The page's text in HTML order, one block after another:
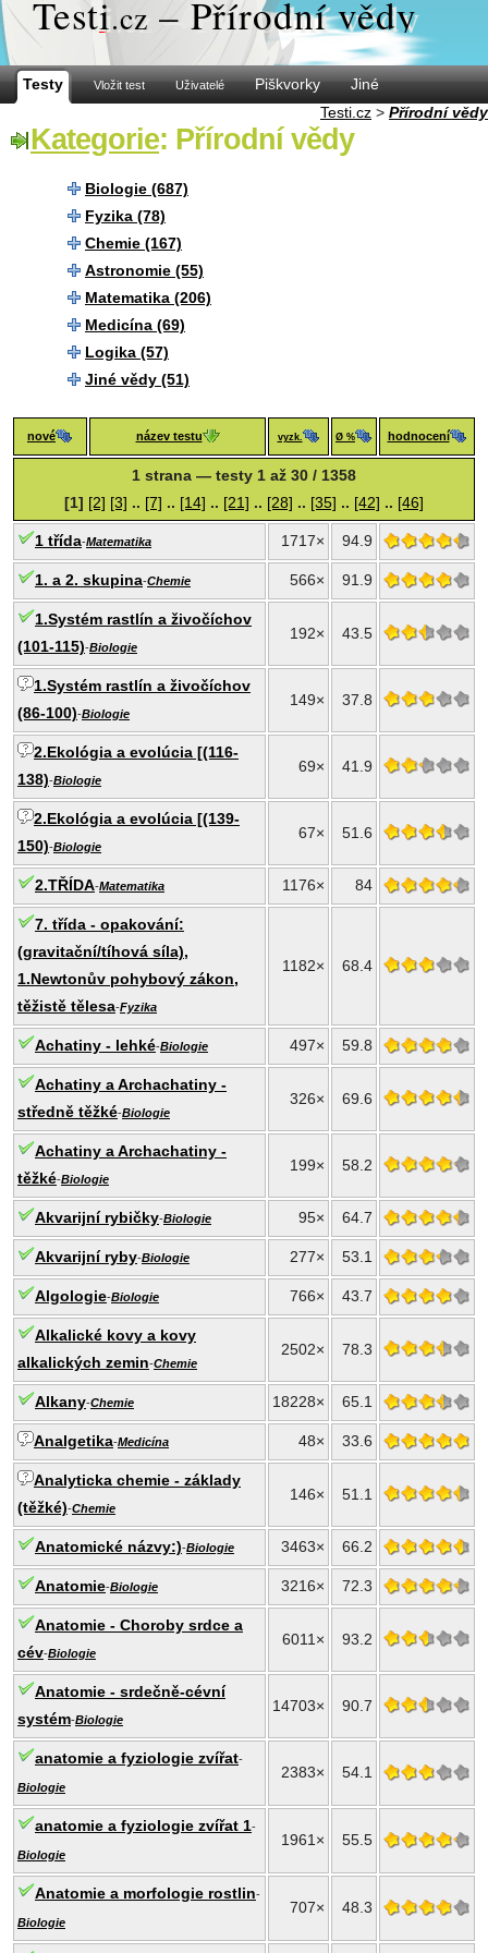
Testi.cz – Přírodní vědy
Testy Vložit test Uživatelé Piškvorky
Jiné
Testi.cz > Přírodní vědy
Kategorie: Přírodní vědy
Biologie (687)
Fyzika (78)
Chemie (167)
Astronomie (55)
Matematika (206)
Medicína (69)
Logika (57)
Jiné vědy (51)
nové název testu vyzk. Ø % hodnocení
1 strana — testy 1 až 30 / 1358
[1] [2] [3] .. [7] .. [14] .. [21] .. [28] .. [35] .. [42] .. [46]
1 třída-Matematika 1717× 94.9
1. a 2. skupina-Chemie 566× 91.9
1.Systém rastlín a živočíchov
(101-115)-Biologie
192× 43.5
1.Systém rastlín a živočíchov
(86-100)-Biologie
149× 37.8
2.Ekológia a evolúcia [(116-
138)-Biologie
69× 41.9
2.Ekológia a evolúcia [(139-
150)-Biologie
67× 51.6
2.TŘÍDA-Matematika 1176× 84
7. třída - opakování:
(gravitační/tíhová síla),
1.Newtonův pohybový zákon,
těžistě tělesa-Fyzika
1182× 68.4
Achatiny - lehké-Biologie 497× 59.8
Achatiny a Archachatiny -
středně těžké-Biologie
326× 69.6
Achatiny a Archachatiny -
těžké-Biologie
199× 58.2
Akvarijní rybičky-Biologie 95× 64.7
Akvarijní ryby-Biologie 277× 53.1
Algologie-Biologie 766× 43.7
Alkalické kovy a kovy
alkalických zemin-Chemie
2502× 78.3
Alkany-Chemie 18228× 65.1
Analgetika-Medicína 48× 33.6
Analyticka chemie - základy
(těžké)-Chemie
146× 51.1
Anatomické názvy:)-Biologie 3463× 66.2
Anatomie-Biologie 3216× 72.3
Anatomie - Choroby srdce a
cév-Biologie
6011× 93.2
Anatomie - srdečně-cévní
systém-Biologie
14703× 90.7
anatomie a fyziologie zvířat-
Biologie
2383× 54.1
anatomie a fyziologie zvířat 1-
Biologie
1961× 55.5
Anatomie a morfologie rostlin-
Biologie
707× 48.3